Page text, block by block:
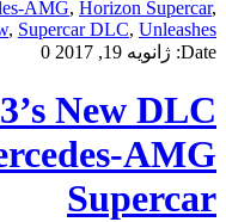
AMG, Horizon Supercar,
, Supercar DLC, Unleashes
Date: ژانویه 19, 2017 0
New DLC
AMG
Supercar